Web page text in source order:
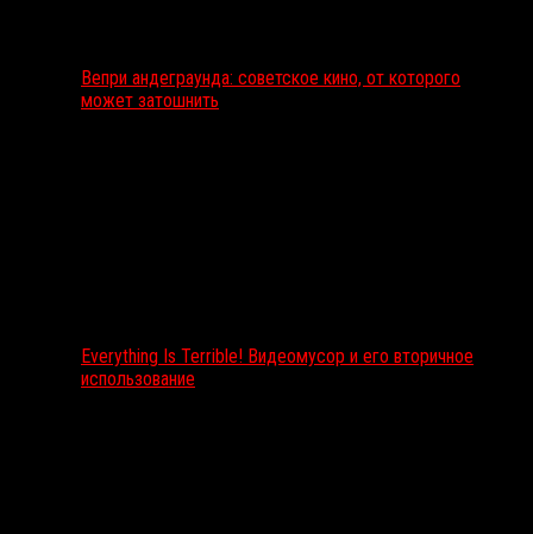
Вепри андеграунда: советское кино, от которого
может затошнить
Everything Is Terrible! Видеомусор и его вторичное
использование